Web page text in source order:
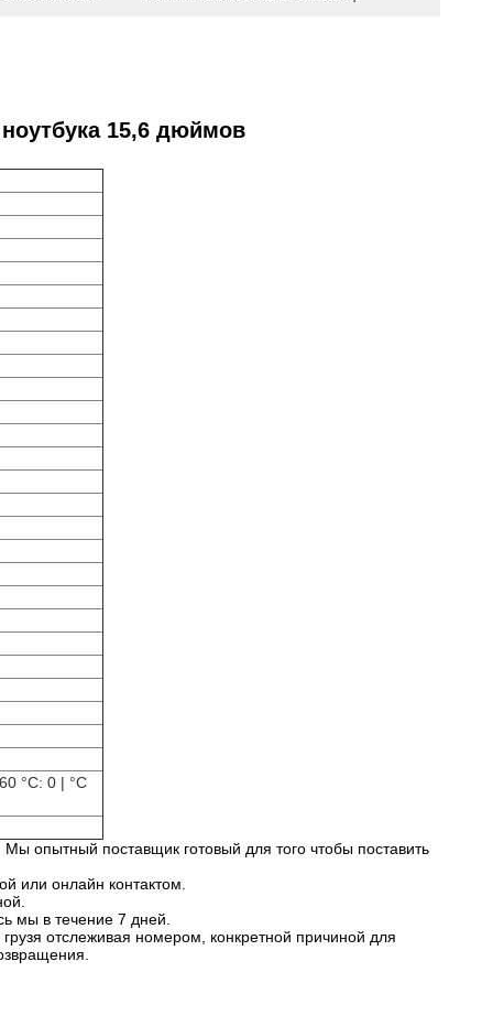
ноутбука 15,6 дюймов
°C: 0 | °C
опытный поставщик готовый для того чтобы поставить
или онлайн контактом.
мы в течение 7 дней.
отслеживая номером, конкретной причиной для